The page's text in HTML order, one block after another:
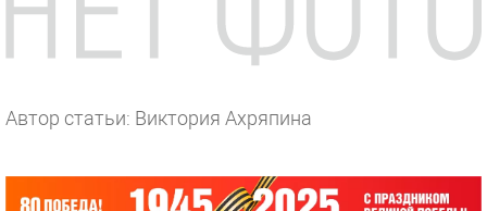
Автор статьи: Виктория Ахряпина